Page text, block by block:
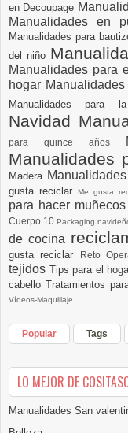
en Decoupage
Manualidades en
Manualidades para
del niño
Manualidades para
hogar
Manualidades para
Navidad
para quince años
Manualidades
Madera
gusta reciclar
Me gusta
para hacer muñecos
Cuerpo 10 Packaging
de cocina
gusta reciclar
Reto
tejidos Tips para el
cabello Tratamientos
Vídeos-Maquillaje
Popular Tags
LO MEJOR DE
Manualidades San